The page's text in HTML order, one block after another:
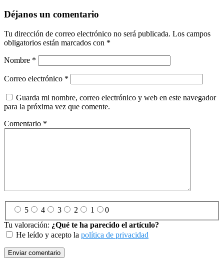
Déjanos un comentario
Tu dirección de correo electrónico no será publicada. Los campos
obligatorios están marcados con *
Nombre *
Correo electrónico *
Guarda mi nombre, correo electrónico y web en este navegador
para la próxima vez que comente.
Comentario *
5 4 3 2 1
0
Tu valoración: ¿Qué te ha parecido el artículo?
He leído y acepto la política de privacidad